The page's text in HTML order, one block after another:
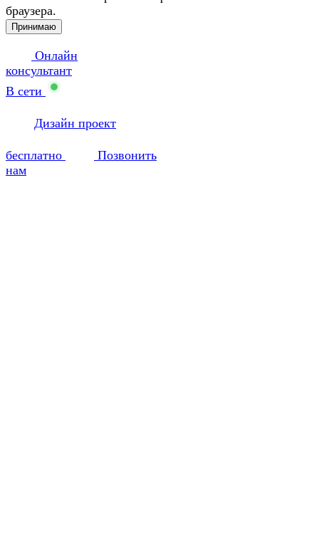
браузера.
Принимаю
Онлайн
консультант
В сети
Дизайн проект
бесплатно
Позвонить
нам